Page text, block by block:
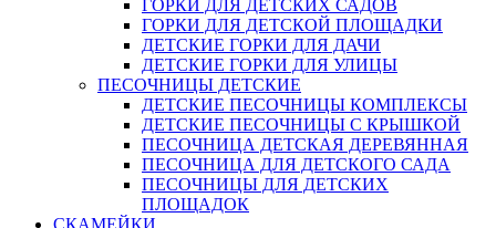
ГОРКИ ДЛЯ ДЕТСКИХ САДОВ
ГОРКИ ДЛЯ ДЕТСКОЙ ПЛОЩАДКИ
ДЕТСКИЕ ГОРКИ ДЛЯ ДАЧИ
ДЕТСКИЕ ГОРКИ ДЛЯ УЛИЦЫ
ПЕСОЧНИЦЫ ДЕТСКИЕ
ДЕТСКИЕ ПЕСОЧНИЦЫ КОМПЛЕКСЫ
ДЕТСКИЕ ПЕСОЧНИЦЫ С КРЫШКОЙ
ПЕСОЧНИЦА ДЕТСКАЯ ДЕРЕВЯННАЯ
ПЕСОЧНИЦА ДЛЯ ДЕТСКОГО САДА
ПЕСОЧНИЦЫ ДЛЯ ДЕТСКИХ
ПЛОЩАДОК
СКАМЕЙКИ